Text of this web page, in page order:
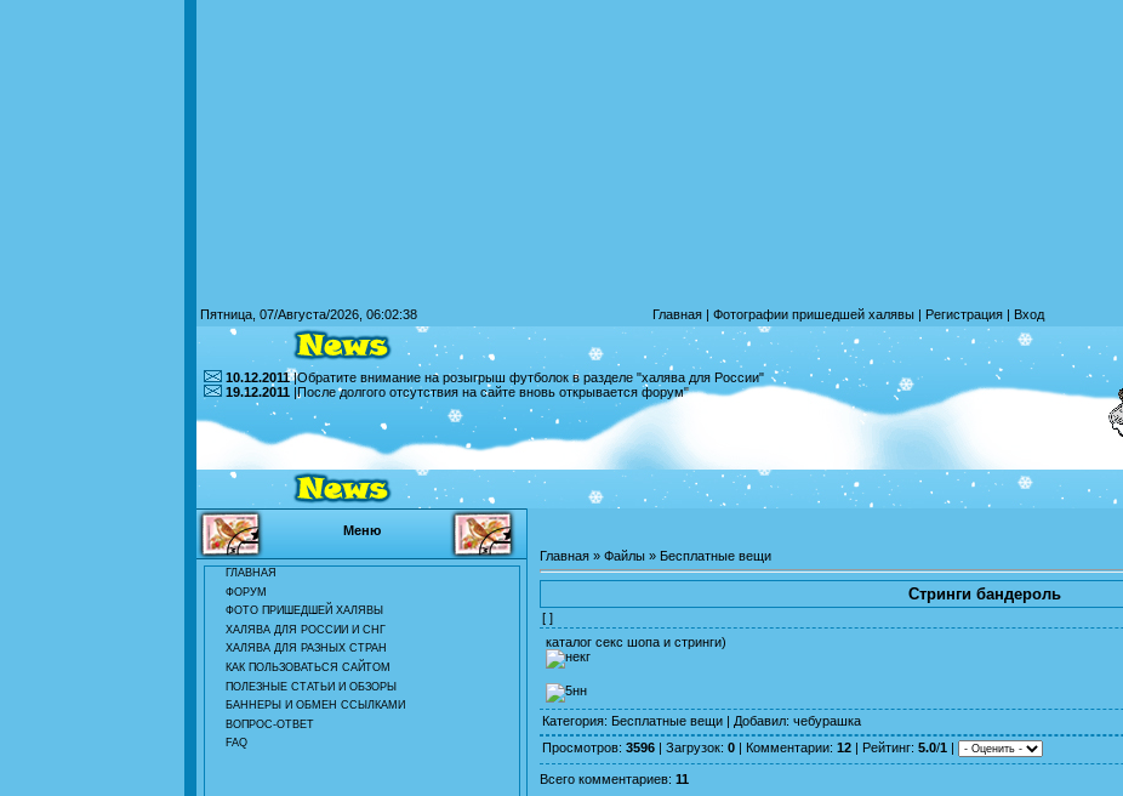
Пятница, 07/Августа/2026, 06:02:38 Главная | Фотографии пришедшей халявы | Регистрация | Вход
10.12.2011|Обратите внимание на розыгрыш футболок в разделе "халява для России"
19.12.2011 |После долгого отсутствия на сайте вновь открывается форум"
Меню
ГЛАВНАЯ
ФОРУМ
ФОТО ПРИШЕДШЕЙ ХАЛЯВЫ
ХАЛЯВА ДЛЯ РОССИИ И СНГ
ХАЛЯВА ДЛЯ РАЗНЫХ СТРАН
КАК ПОЛЬЗОВАТЬСЯ САЙТОМ
ПОЛЕЗНЫЕ СТАТЬИ И ОБЗОРЫ
БАННЕРЫ И ОБМЕН ССЫЛКАМИ
ВОПРОС-ОТВЕТ
FAQ
Главная » Файлы » Бесплатные вещи
Стринги бандероль
[ ]
каталог секс шопа и стринги)
Категория: Бесплатные вещи | Добавил: чебурашка
Просмотров: 3596 | Загрузок: 0 | Комментарии: 12 | Рейтинг: 5.0/1 |
Всего комментариев: 11